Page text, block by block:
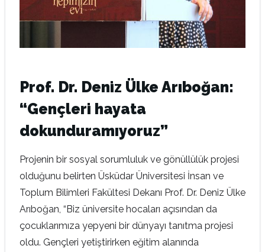
Prof. Dr. Deniz Ülke Arıboğan:
“Gençleri hayata
dokunduramıyoruz”
Projenin bir sosyal sorumluluk ve gönüllülük projesi
olduğunu belirten Üsküdar Üniversitesi İnsan ve
Toplum Bilimleri Fakültesi Dekanı Prof. Dr. Deniz Ülke
Arıboğan, “Biz üniversite hocaları açısından da
çocuklarımıza yepyeni bir dünyayı tanıtma projesi
oldu. Gençleri yetiştirirken eğitim alanında